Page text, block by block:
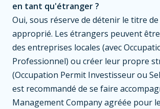
en tant qu'étranger ?
Oui, sous réserve de détenir le titre
approprié. Les étrangers peuvent
des entreprises locales (avec
Professionnel) ou créer leur propre
(Occupation Permit Investisseur ou
est recommandé de se faire
Management Company agréée pour